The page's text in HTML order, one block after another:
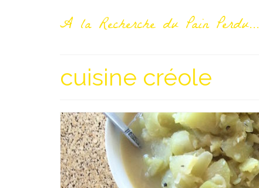
A la Recherche du Pain Perdu...
cuisine créole